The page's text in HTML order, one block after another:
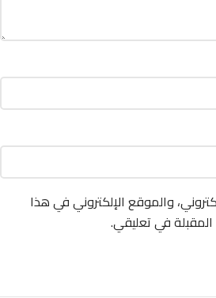
والموقع الإلكتروني في هذا
في تعليقي.